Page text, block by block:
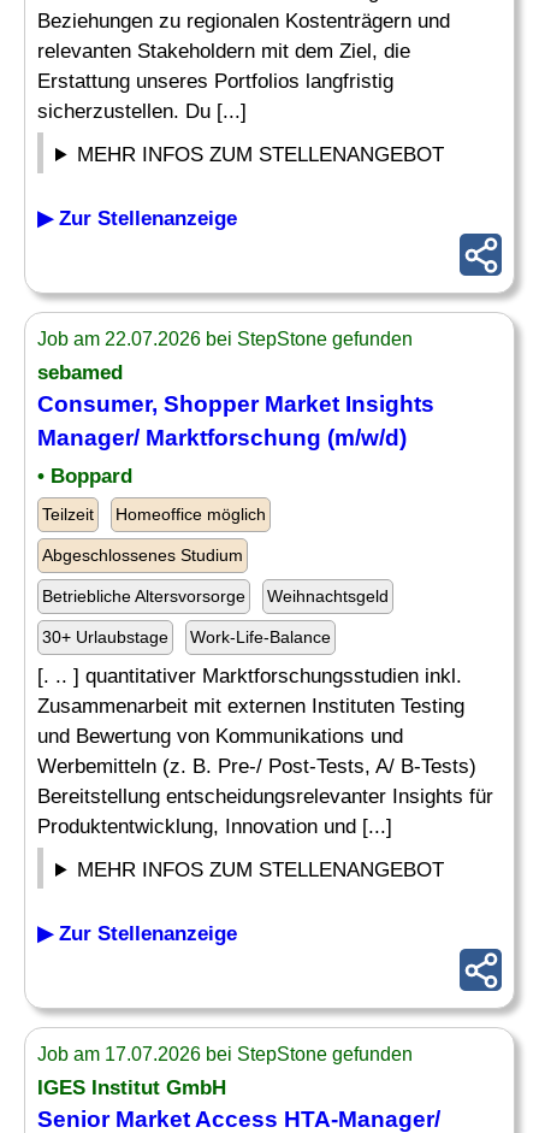
Beziehungen zu regionalen Kostenträgern und
relevanten Stakeholdern mit dem Ziel, die
Erstattung unseres Portfolios langfristig
sicherzustellen. Du [...]
MEHR INFOS ZUM STELLENANGEBOT
▶ Zur Stellenanzeige
Job am 22.07.2026 bei StepStone gefunden
sebamed
Consumer, Shopper Market Insights
Manager/ Marktforschung (m/w/d)
• Boppard
Teilzeit Homeoffice möglich
Abgeschlossenes Studium
Betriebliche Altersvorsorge Weihnachtsgeld
30+ Urlaubstage Work-Life-Balance
[. .. ] quantitativer Marktforschungsstudien inkl.
Zusammenarbeit mit externen Instituten Testing
und Bewertung von Kommunikations und
Werbemitteln (z. B. Pre-/ Post-Tests, A/ B-Tests)
Bereitstellung entscheidungsrelevanter Insights für
Produktentwicklung, Innovation und [...]
MEHR INFOS ZUM STELLENANGEBOT
▶ Zur Stellenanzeige
Job am 17.07.2026 bei StepStone gefunden
IGES Institut GmbH
Senior Market Access HTA-Manager/